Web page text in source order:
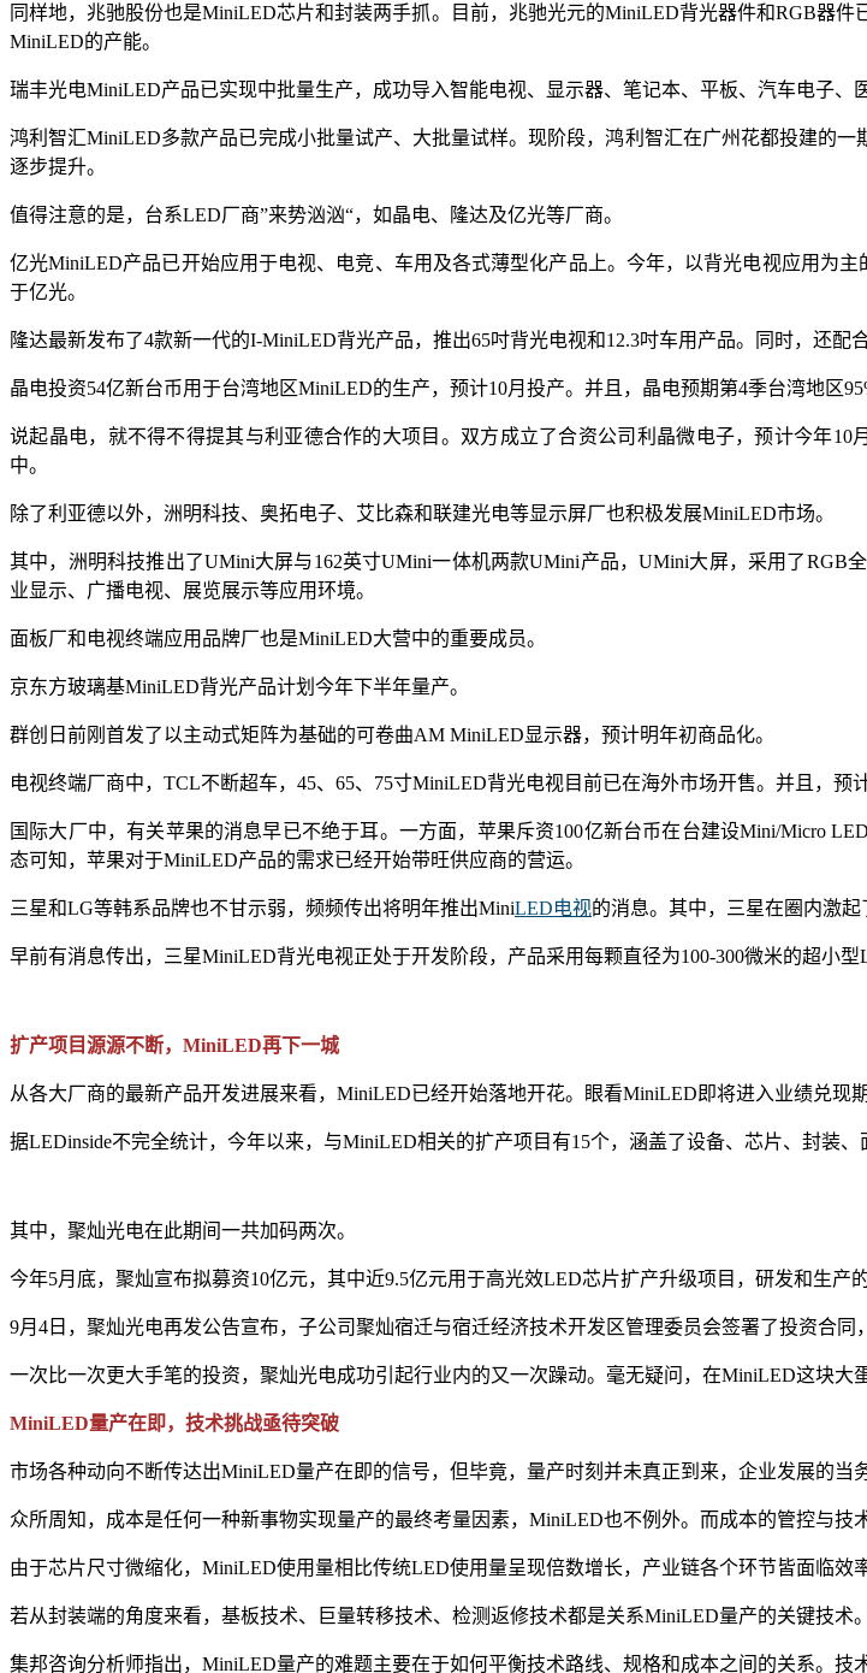
同样地，兆驰股份也是MiniLED芯片和封装两手抓。目前，兆驰光元的MiniLED背光器件和RGB器
MiniLED的产能。
瑞丰光电MiniLED产品已实现中批量生产，成功导入智能电视、显示器、笔记本、平板、汽车电子、
鸿利智汇MiniLED多款产品已完成小批量试产、大批量试样。现阶段，鸿利智汇在广州花都投建的
逐步提升。
值得注意的是，台系LED厂商”来势汹汹“，如晶电、隆达及亿光等厂商。
亿光MiniLED产品已开始应用于电视、电竞、车用及各式薄型化产品上。今年，以背光电视应用为
于亿光。
隆达最新发布了4款新一代的I-MiniLED背光产品，推出65吋背光电视和12.3吋车用产品。同时，还
晶电投资54亿新台币用于台湾地区MiniLED的生产，预计10月投产。并且，晶电预期第4季台湾地区
说起晶电，就不得不得提其与利亚德合作的大项目。双方成立了合资公司利晶微电子，预计今年
中。
除了利亚德以外，洲明科技、奥拓电子、艾比森和联建光电等显示屏厂也积极发展MiniLED市场。
其中，洲明科技推出了UMini大屏与162英寸UMini一体机两款UMini产品，UMini大屏，采用了
业显示、广播电视、展览展示等应用环境。
面板厂和电视终端应用品牌厂也是MiniLED大营中的重要成员。
京东方玻璃基MiniLED背光产品计划今年下半年量产。
群创日前刚首发了以主动式矩阵为基础的可卷曲AM MiniLED显示器，预计明年初商品化。
电视终端厂商中，TCL不断超车，45、65、75寸MiniLED背光电视目前已在海外市场开售。并且，预
国际大厂中，有关苹果的消息早已不绝于耳。一方面，苹果斥资100亿新台币在台建设Mini/Micro
态可知，苹果对于MiniLED产品的需求已经开始带旺供应商的营运。
三星和LG等韩系品牌也不甘示弱，频频传出将明年推出MiniLED电视的消息。其中，三星在圈内激起
早前有消息传出，三星MiniLED背光电视正处于开发阶段，产品采用每颗直径为100-300微米的超小型
扩产项目源源不断，MiniLED再下一城
从各大厂商的最新产品开发进展来看，MiniLED已经开始落地开花。眼看MiniLED即将进入业绩兑现
据LEDinside不完全统计，今年以来，与MiniLED相关的扩产项目有15个，涵盖了设备、芯片、封装
其中，聚灿光电在此期间一共加码两次。
今年5月底，聚灿宣布拟募资10亿元，其中近9.5亿元用于高光效LED芯片扩产升级项目，研发和生产
9月4日，聚灿光电再发公告宣布，子公司聚灿宿迁与宿迁经济技术开发区管理委员会签署了投资合同
一次比一次更大手笔的投资，聚灿光电成功引起行业内的又一次躁动。毫无疑问，在MiniLED这块大
MiniLED量产在即，技术挑战亟待突破
市场各种动向不断传达出MiniLED量产在即的信号，但毕竟，量产时刻并未真正到来，企业发展的当
众所周知，成本是任何一种新事物实现量产的最终考量因素，MiniLED也不例外。而成本的管控与技
由于芯片尺寸微缩化，MiniLED使用量相比传统LED使用量呈现倍数增长，产业链各个环节皆面临效
若从封装端的角度来看，基板技术、巨量转移技术、检测返修技术都是关系MiniLED量产的关键技
集邦咨询分析师指出，MiniLED量产的难题主要在于如何平衡技术路线、规格和成本之间的关系。